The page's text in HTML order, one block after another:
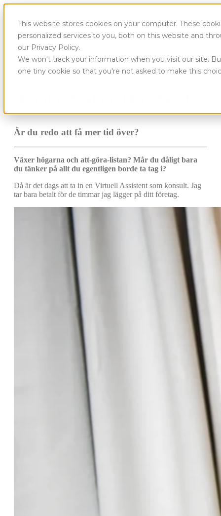
This website stores cookies on your computer. These
personalized services to you, both on this website and
our Privacy Policy.
We won't track your information when you visit our site.
one tiny cookie so that you're not asked to make this
Är du redo att få mer tid över?
Växer högarna och att-göra-listan? Mår du dåligt bara
du tänker på allt du egentligen borde ta tag i?
Då är det dags att ta in en Virtuell Assistent som konsult. Jag
tar bara betalt för de timmar jag lägger på ditt företag.